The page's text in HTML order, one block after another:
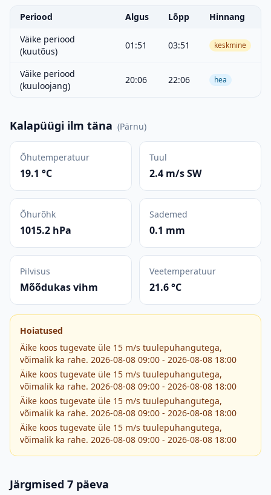
Periood Algus Lõpp
Hinnang
Väike periood
(kuutõus)
01:51 03:51 keskmine
Väike periood
(kuuloojang)
20:06 22:06 hea
Kalapüügi ilm täna (Pärnu)
Õhutemperatuur
19.1 °C
Tuul
2.4 m/s SW
Õhurõhk
1015.2 hPa
Sademed
0.1 mm
Pilvisus
Mõõdukas vihm
Veetemperatuur
21.6 °C
Hoiatused
Äike koos tugevate üle 15 m/s tuulepuhangutega,
võimalik ka rahe. 2026-08-08 09:00 - 2026-08-08 18:00
Äike koos tugevate üle 15 m/s tuulepuhangutega,
võimalik ka rahe. 2026-08-08 09:00 - 2026-08-08 18:00
Äike koos tugevate üle 15 m/s tuulepuhangutega,
võimalik ka rahe. 2026-08-08 09:00 - 2026-08-08 18:00
Äike koos tugevate üle 15 m/s tuulepuhangutega,
võimalik ka rahe. 2026-08-08 09:00 - 2026-08-08 18:00
Järgmised 7 päeva